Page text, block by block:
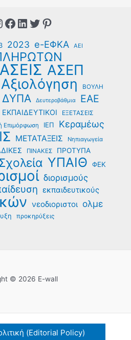
Facebook
Linkedin
Twitter
Pinterest
2023 e-ΕΦΚΑ ΑΕΙ
ΑΣΕΠ
Αξιολόγηση ΒΟΥΛΗ
ΔΥΠΑ Δευτεροβάθμια ΕΑΕ
ΕΚΠΑΙΔΕΥΤΙΚΟΙ ΕΞΕΤΑΣΕΙΣ
Επιμόρφωση ΙΕΠ Κεραμέως
ΜΕΤΑΤΑΞΕΙΣ
Νηπιαγωγεία
ΠΙΝΑΚΕΣ ΠΡΟΤΥΠΑ
ΥΠΑΙΘ ΦΕΚ
διορισμούς
εκπαιδευτικούς
νεοδιοριστοι ολμε
προκηρύξεις
© 2026 E-wall
(Editorial Policy)